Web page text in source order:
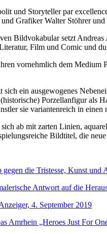
und Storyteller par
Grafiker Walter Stöhrer
Bildvokabular setzt
Film und Comic und
vornehmlich dem
ein ausgewogenes
Porzellanfigur als
sie variantenreich in
sich ab mit zarten Linien,
Bildtitel, die
die Tristesse, Kunst
Antwort auf die
4. September 2019
Amrhein „Heroes Just For